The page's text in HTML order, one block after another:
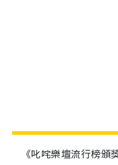
《叱咤樂壇流行榜